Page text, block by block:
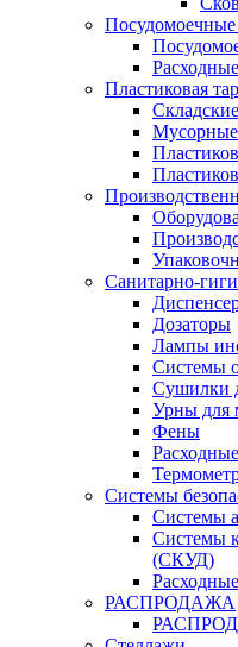
Пластиковая
Санитарно-
Дозаторы
Лампы
Системы
Сушилки
Урны для
Фены
Системы
Системы
Системы
(СКУД)
РАСПРОДАЖА